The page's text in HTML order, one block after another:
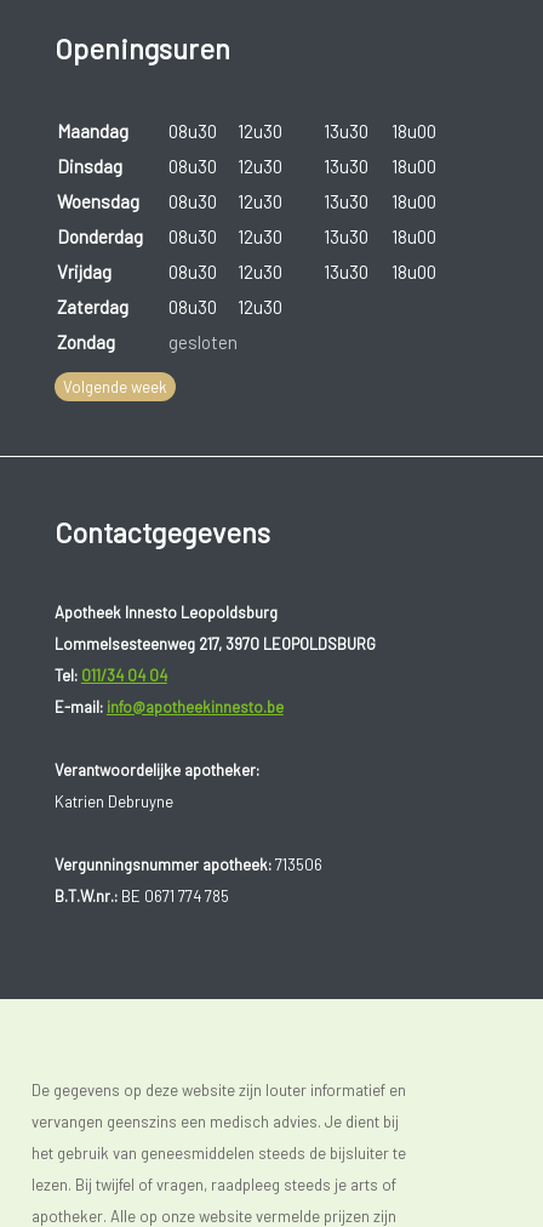
Openingsuren
Maandag 08u30 12u30 13u30
18u00
Dinsdag
08u30 12u30 13u30
18u00
Woensdag
08u30 12u30 13u30
18u00
Donderdag
08u30 12u30 13u30
18u00
Vrijdag
08u30 12u30 13u30
18u00
Zaterdag
08u30
12u30
Zondag
gesloten
Volgende week
Contactgegevens
Apotheek Innesto Leopoldsburg
Lommelsesteenweg 217, 3970 LEOPOLDSBURG
Tel: 011/34 04 04
E-mail: info@apotheekinnesto.be
Verantwoordelijke apotheker:
Katrien Debruyne
Vergunningsnummer apotheek:713506
B.T.W.nr.:BE 0671 774 785
De gegevens op deze website zijn louter informatief en
vervangen geenszins een medisch advies. Je dient bij
het gebruik van geneesmiddelen steeds de bijsluiter te
lezen. Bij twijfel of vragen, raadpleeg steeds je arts of
apotheker. Alle op onze website vermelde prijzen zijn